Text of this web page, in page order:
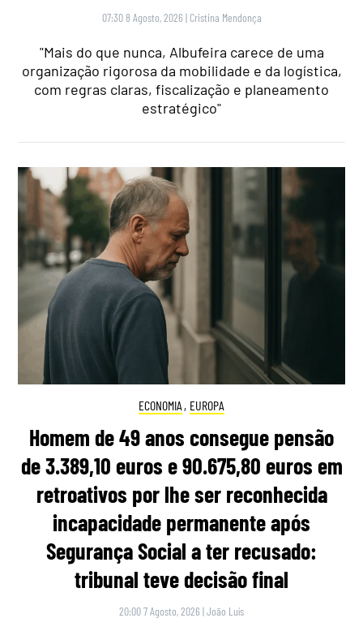
07:30 8 Agosto, 2026 | Cristina Mendonça
"Mais do que nunca, Albufeira carece de uma
organização rigorosa da mobilidade e da logística,
com regras claras, fiscalização e planeamento
estratégico"
ECONOMIA , EUROPA
Homem de 49 anos consegue pensão
de 3.389,10 euros e 90.675,80 euros em
retroativos por lhe ser reconhecida
incapacidade permanente após
Segurança Social a ter recusado:
tribunal teve decisão final
20:00 7 Agosto, 2026 |João Luís